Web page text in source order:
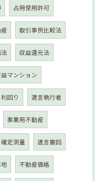
占用使用許可
取引事例比較法
収益還元法
マンション
利回り 遺言執行者
事業用不動産
確定測量 遺言撤回
不動産価格